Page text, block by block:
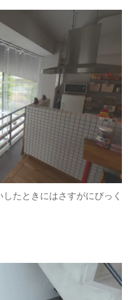
たときにはさすがにびっく